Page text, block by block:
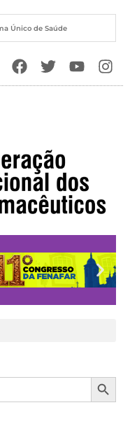
Único de Saúde